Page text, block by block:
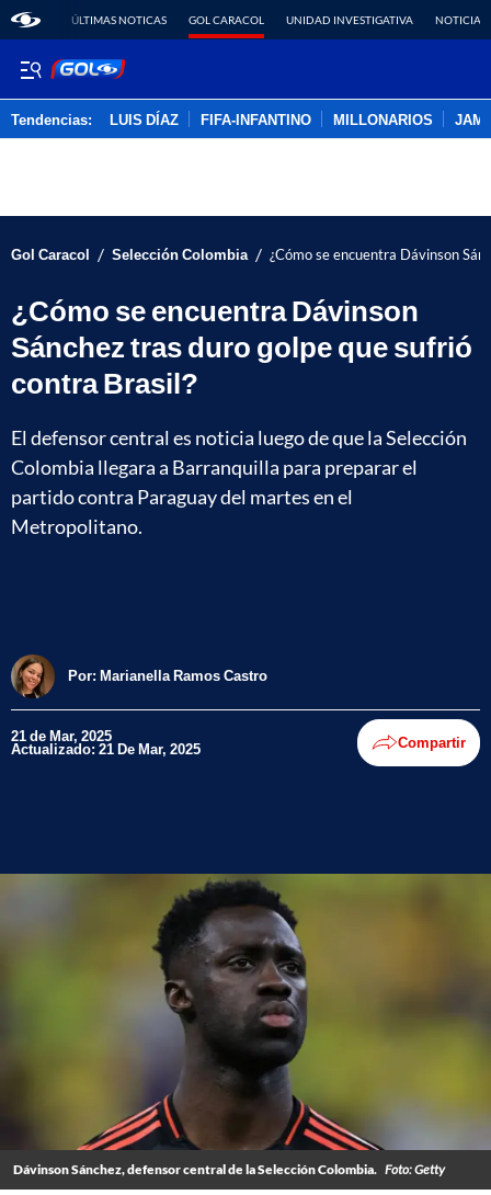
ÚLTIMAS NOTICAS GOL CARACOL UNIDAD INVESTIGATIVA NOTICIAS
Tendencias: LUIS DÍAZ FIFA-INFANTINO MILLONARIOS
Gol Caracol / Selección Colombia / ¿Cómo se encuentra Dávinson
¿Cómo se encuentra Dávinson
Sánchez tras duro golpe que sufrió
contra Brasil?
El defensor central es noticia luego de que la Selección
Colombia llegara a Barranquilla para preparar el
partido contra Paraguay del martes en el
Metropolitano.
Por: Marianella Ramos Castro
21 de Mar, 2025
Actualizado: 21 De Mar, 2025 Compartir
Dávinson Sánchez, defensor central de la Selección Colombia. Foto: Getty